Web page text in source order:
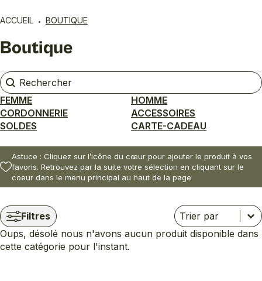
ACCUEIL BOUTIQUE
Boutique
Rechercher
Rechercher
FEMME
HOMME
CORDONNERIE
ACCESSOIRES
SOLDES
CARTE-CADEAU
Astuce : Cliquez sur l’icône du cœur pour ajouter le produit à vos
favoris. Retrouvez par la suite votre sélection en cliquant sur le
coeur dans le menu principal au haut de la page
Filtres Trier
Trier le contenu
Trier le contenu
Oups, désolé nous n'avons aucun produit disponible dans
cette catégorie pour l'instant.